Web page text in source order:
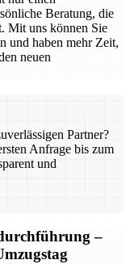
Beratung, die
Mit uns können Sie
und haben mehr Zeit,
neuen
Partner?
Anfrage bis zum
und
–